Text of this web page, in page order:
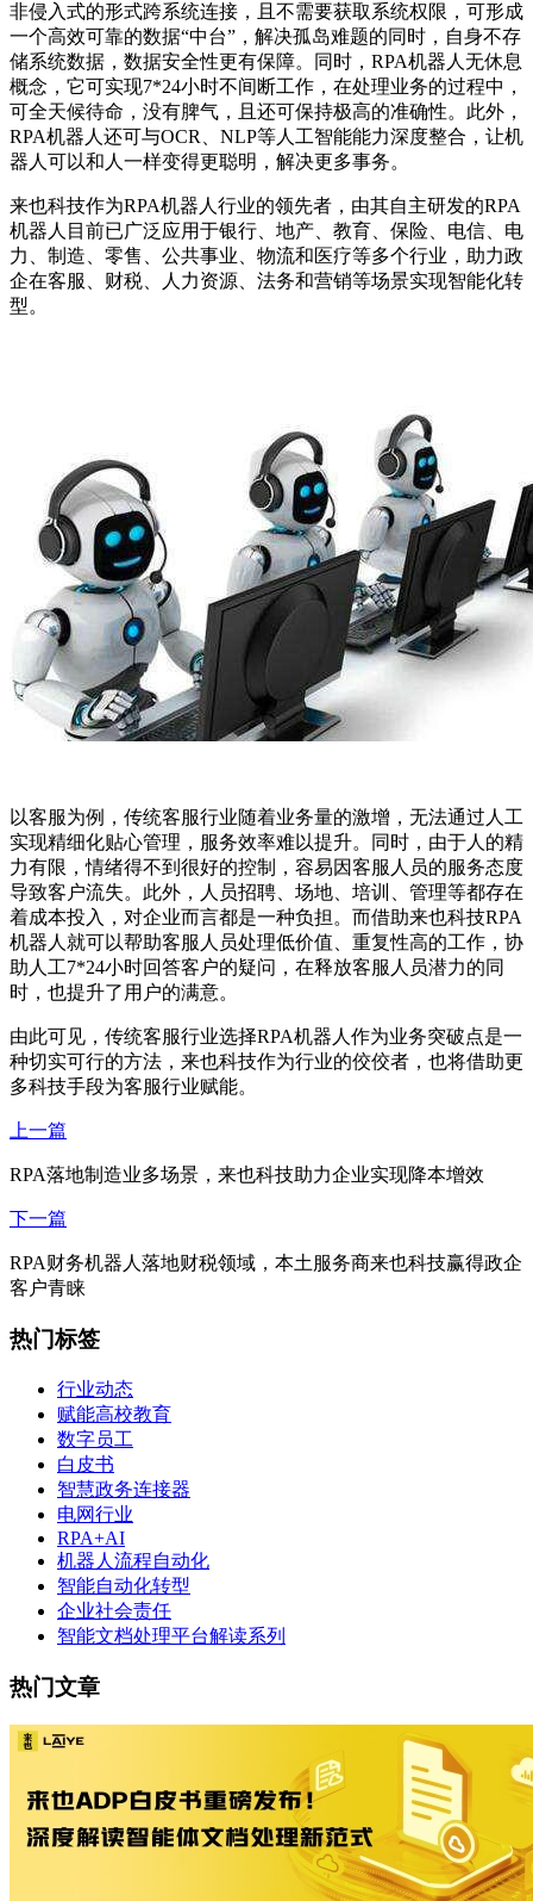
非侵入式的形式跨系统连接，且不需要获取系统权限，可形成
一个高效可靠的数据“中台”，解决孤岛难题的同时，自身不存
储系统数据，数据安全性更有保障。同时，RPA机器人无休息
概念，它可实现7*24小时不间断工作，在处理业务的过程中，
可全天候待命，没有脾气，且还可保持极高的准确性。此外，
RPA机器人还可与OCR、NLP等人工智能能力深度整合，让机
器人可以和人一样变得更聪明，解决更多事务。
来也科技作为RPA机器人行业的领先者，由其自主研发的RPA
机器人目前已广泛应用于银行、地产、教育、保险、电信、电
力、制造、零售、公共事业、物流和医疗等多个行业，助力政
企在客服、财税、人力资源、法务和营销等场景实现智能化转
型。
以客服为例，传统客服行业随着业务量的激增，无法通过人工
实现精细化贴心管理，服务效率难以提升。同时，由于人的精
力有限，情绪得不到很好的控制，容易因客服人员的服务态度
导致客户流失。此外，人员招聘、场地、培训、管理等都存在
着成本投入，对企业而言都是一种负担。而借助来也科技RPA
机器人就可以帮助客服人员处理低价值、重复性高的工作，协
助人工7*24小时回答客户的疑问，在释放客服人员潜力的同
时，也提升了用户的满意。
由此可见，传统客服行业选择RPA机器人作为业务突破点是一
种切实可行的方法，来也科技作为行业的佼佼者，也将借助更
多科技手段为客服行业赋能。
上一篇
RPA落地制造业多场景，来也科技助力企业实现降本增效
下一篇
RPA财务机器人落地财税领域，本土服务商来也科技赢得政企
客户青睐
热门标签
行业动态
赋能高校教育
数字员工
白皮书
智慧政务连接器
电网行业
RPA+AI
机器人流程自动化
智能自动化转型
企业社会责任
智能文档处理平台解读系列
热门文章